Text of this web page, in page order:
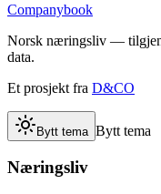
Companybook
Norsk næringsliv —
data.
Et prosjekt fra D&CO
Bytt tema Bytt tema
Næringsliv